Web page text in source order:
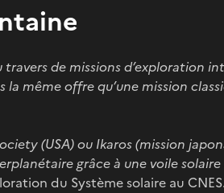
de missions d’exploration
la même offre qu’une mission
(USA) ou Ikaros (mission
grâce à une voile solaire
du Système solaire au CNES.